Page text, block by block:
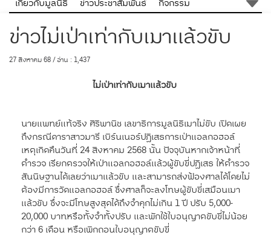
เกี่ยวกับมูลนิธิ ข่าวประชาสัมพันธ์ กิจกรรม
ข่าวไม่เป่าเท่ากับเมาแล้วขับ
27 สิงหาคม 68 / อ่าน : 1,437
ไม่เป่าเท่ากับเมาแล้วขับ
นายแพทย์แท้จริง ศิริพานิช เลขาธิการมูลนิธิเมาไม่ขับ เปิดเผย
ถึงกรณีดาราสาวมารี เบิร์นเนอร์ปฏิเสธการเป่าแอลกอฮอล์
เหตุเกิดคืนวันที่ 24 สิงหาคม 2568 นั้น ปัจจุบันหากเจ้าหน้าที่
ตำรวจ เรียกตรวจให้เป่าแอลกอฮอล์แล้วผู้ขับขี่ปฏิเสธ ให้ตำรวจ
สันนิษฐานได้เลยว่าเมาแล้วขับ และสามารถส่งฟ้องศาลได้โดยไม่
ต้องมีการวัดแอลกอฮอล์ ซึ่งศาลก็จะลงโทษผู้ขับขี่เสมือนเมา
แล้วขับ ซึ่งจะมีโทษสูงสุดได้ถึงจำคุกไม่เกิน 1 ปีปรับ 5,000-
20,000 บาทหรือทั้งจำทั้งปรับ และพักใช้ใบอนุญาตขับขี่ไม่น้อย
กว่า 6 เดือน หรือเพิกถอนใบอนุญาตขับขี่